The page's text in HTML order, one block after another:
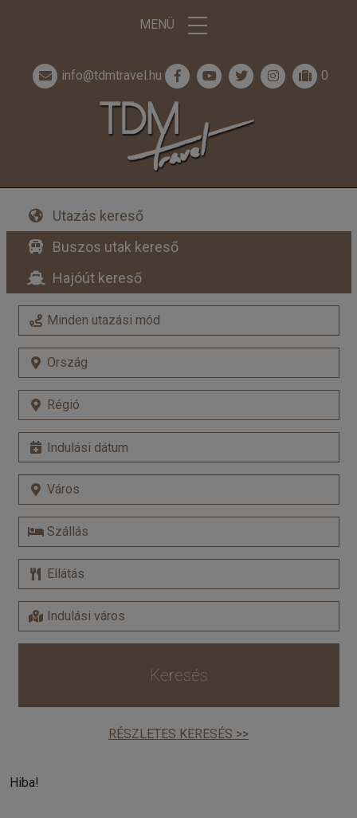
MENÜ
info@tdmtravel.hu 0
Utazás kereső
Buszos utak kereső
Hajóút kereső
Keresés
RÉSZLETES KERESÉS >>
Hiba!